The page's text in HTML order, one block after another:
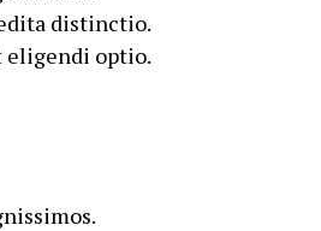
distinctio.
eligendi optio.